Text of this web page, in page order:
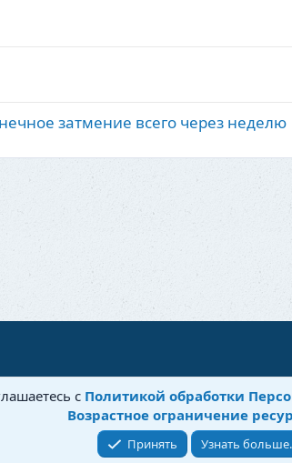
затмение всего через неделю
©Бытовушка, 2025-2026
с Политикой обработки
Возрастное ограничение
Принять Узнать